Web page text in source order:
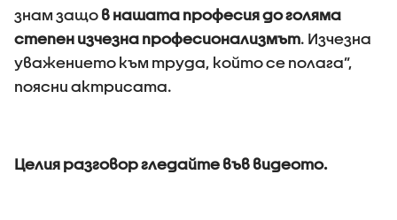
знам защо в нашата професия до голяма
степен изчезна професионализмът. Изчезна
уважението към труда, който се полага”,
поясни актрисата.
Целия разговор гледайте във видеото.